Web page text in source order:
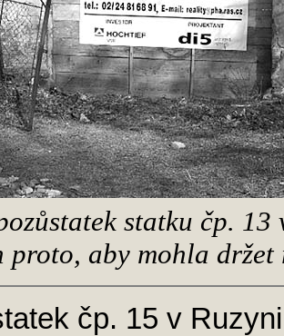
statku čp.
proto, aby mohla
čp. 15 v